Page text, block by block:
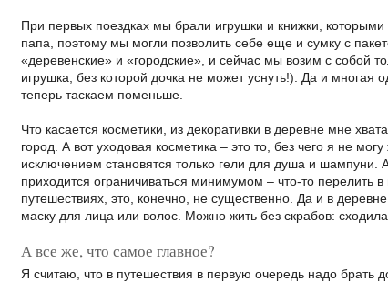
При первых поездках мы брали игрушки и книжки,
папа, поэтому мы могли позволить себе еще и сумку с
«деревенские» и «городские», и сейчас мы возим с собой
игрушка, без которой дочка не может уснуть!). Да и
теперь таскаем поменьше.
Что касается косметики, из декоративки в деревне мне
город. А вот уходовая косметика – это то, без чего я не
исключением становятся только гели для душа и шампуни.
приходится ограничиваться минимумом – что-то перелить
путешествиях, это, конечно, не существенно. Да и в
маску для лица или волос. Можно жить без скрабов:
А все же, что самое главное?
Я считаю, что в путешествия в первую очередь надо